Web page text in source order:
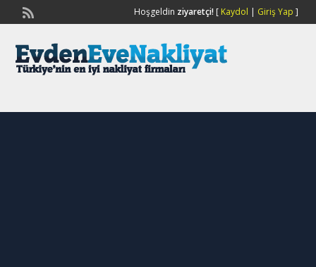
Hoşgeldin ziyaretçi![ Kaydol | Giriş Yap ]